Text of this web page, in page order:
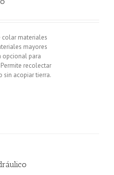
colar materiales
mayores
opcional para
recolectar
sin acopiar tierra.